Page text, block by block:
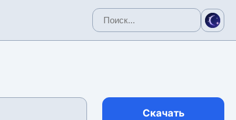
Скачать